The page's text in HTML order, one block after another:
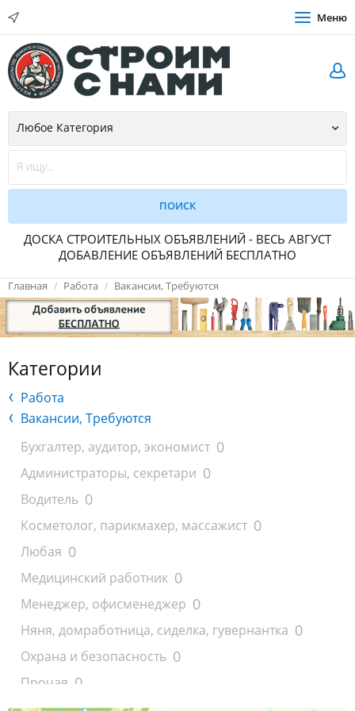
Меню
ДОСКА СТРОИТЕЛЬНЫХ ОБЪЯВЛЕНИЙ - ВЕСЬ АВГУСТ
ДОБАВЛЕНИЕ ОБЪЯВЛЕНИЙ БЕСПЛАТНО
Главная Работа Вакансии, Требуются
Категории
Работа
Вакансии, Требуются
Бухгалтер, аудитор, экономист 0
Администраторы, секретари 0
Водитель 0
Косметолог, парикмахер, массажист 0
Любая 0
Медицинский работник 0
Менеджер, офисменеджер 0
Няня, домработница, сиделка, гувернантка 0
Охрана и безопасность 0
Прочая 0